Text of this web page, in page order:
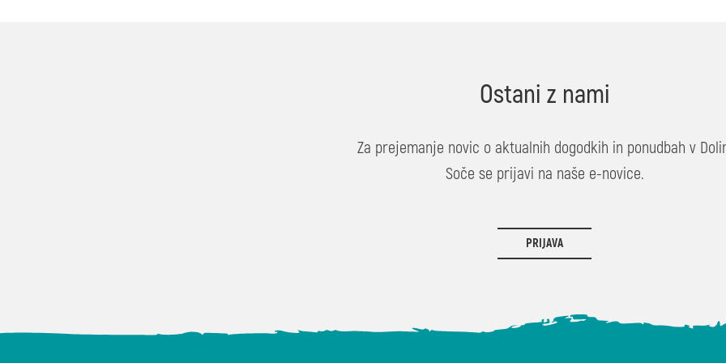
Ostani z nami
Za prejemanje novic o aktualnih dogodkih in ponudbah v
Soče se prijavi na naše e-novice.
PRIJAVA